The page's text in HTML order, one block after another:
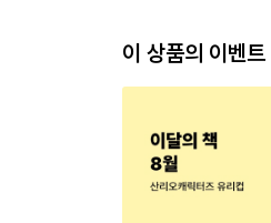
이 상품의 이벤트